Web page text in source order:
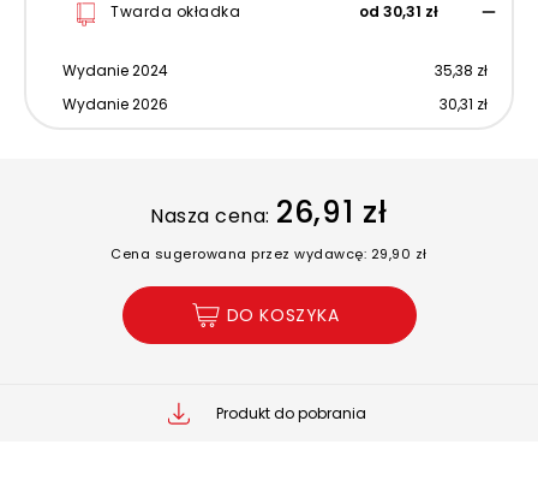
Twarda okładka od 30,31 zł
Wydanie 2024
35,38 zł
Wydanie 2026
30,31 zł
Nasza cena: 26,91 zł
Cena sugerowana przez wydawcę: 29,90 zł
DO KOSZYKA
Produkt do pobrania